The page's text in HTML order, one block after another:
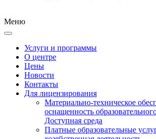
Меню
Услуги и программы
О центре
Цены
Новости
Контакты
Для лицензирования
Материально-техническое
оснащенность
Доступная среда
Платные образовательные